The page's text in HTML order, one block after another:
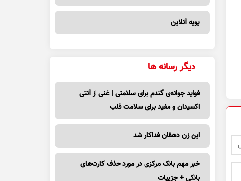
پویه آنلاین
دیگر رسانه ها
فواید جوانه‌ی گندم برای سلامتی | غنی از آنتی
اکسیدان و مفید برای سلامت قلب
این زن دهقان فداکار شد
خبر مهم بانک مرکزی در مورد حذف کارت‌های
بانکی + جزییات